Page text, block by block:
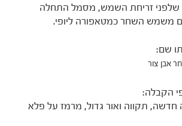
שלפני זריחת השמש, מסמל התחלה
משמש השחר כמטאפורה ליופי.
שם:
אבן צור
הקבלה:
תקווה ואור גדול, מרמז על פלא